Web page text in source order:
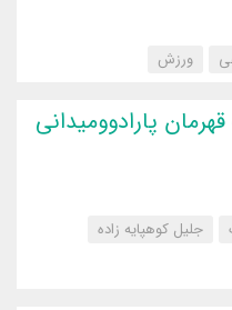
‌ورزش
پارادوومیدانی
جلیل کوهپایه زاده